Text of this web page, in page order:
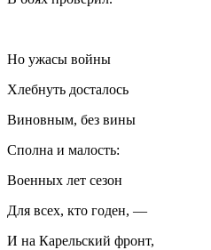
Но ужасы войны
Хлебнуть досталось
Виновным, без вины
Сполна и малость:
Военных лет сезон
Для всех, кто годен, —
И на Карельский фронт,